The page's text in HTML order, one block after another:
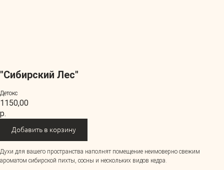
"Сибирский Лес"
Детокс
1150,00
р.
Добавить в корзину
Духи для вашего пространства наполнят помещение неимоверно свежим
ароматом сибирской пихты, сосны и нескольких видов кедра.